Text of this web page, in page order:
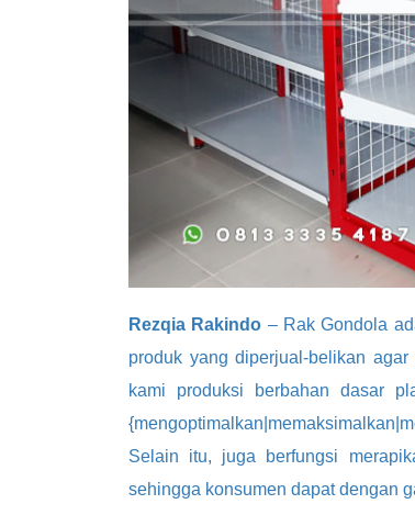
Rezqia Rakindo – Rak Gondola
produk yang diperjual-belikan
kami produksi berbahan dasar
Selain itu, juga berfungsi
sehingga konsumen dapat dengan